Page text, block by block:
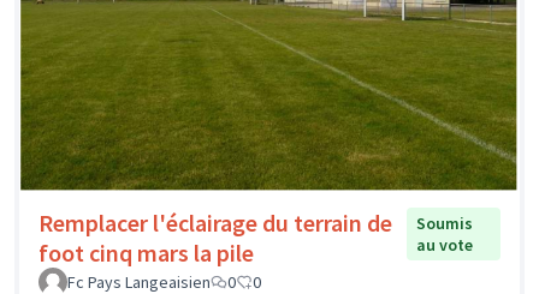
Remplacer l'éclairage du terrain de
foot cinq mars la pile
Soumis
au vote
Fc Pays Langeaisien
0 0